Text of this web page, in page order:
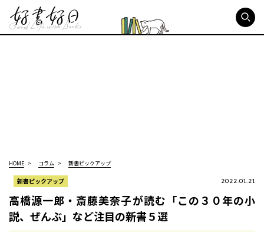
HOME コラム 新書ピックアップ
新書ピックアップ 2022.01.21
高橋源一郎・斎藤美奈子が読む「この３０年の小
説、ぜんぶ」など注目の新書５選